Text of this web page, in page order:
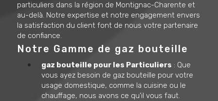
particuliers dans la région de Montignac-Charente et
au-delà. Notre expertise et notre engagement envers
la satisfaction du client font de nous votre partenaire
de confiance.
Notre Gamme de gaz bouteille
gaz bouteille pour les Particuliers : Que
vous ayez besoin de gaz bouteille pour votre
usage domestique, comme la cuisine ou le
chauffage, nous avons ce qu'il vous faut.